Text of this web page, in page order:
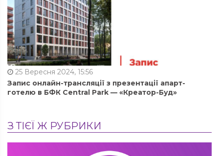
25 Вересня 2024, 15:56
Запис онлайн-трансляції з презентації апарт-
готелю в БФК Central Park — «Креатор-Буд»
З ТІЄЇ Ж РУБРИКИ